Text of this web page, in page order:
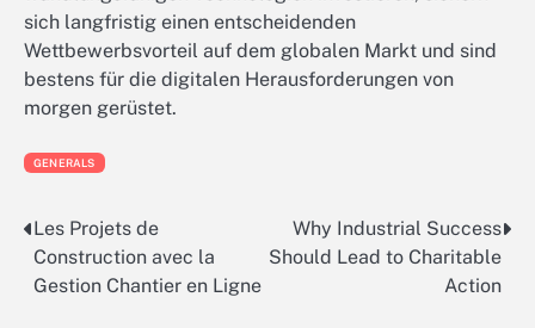
sich langfristig einen entscheidenden
Wettbewerbsvorteil auf dem globalen Markt und sind
bestens für die digitalen Herausforderungen von
morgen gerüstet.
GENERALS
Post
navigation
Les Projets de
Construction avec la
Gestion Chantier en Ligne
Why Industrial Success
Should Lead to Charitable
Action